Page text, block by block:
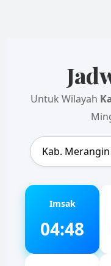
Untuk Wilayah
Imsak
04:48